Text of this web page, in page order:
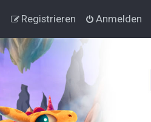
Anmelden
Registrieren